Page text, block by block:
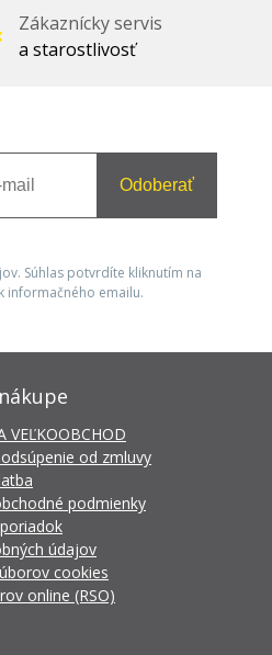
Zákaznícky servis
a starostlivosť
Odoberať
Súhlas potvrdíte kliknutím na
informačného emailu.
VEĽKOOBCHOD
od zmluvy
podmienky
údajov
cookies
online (RSO)